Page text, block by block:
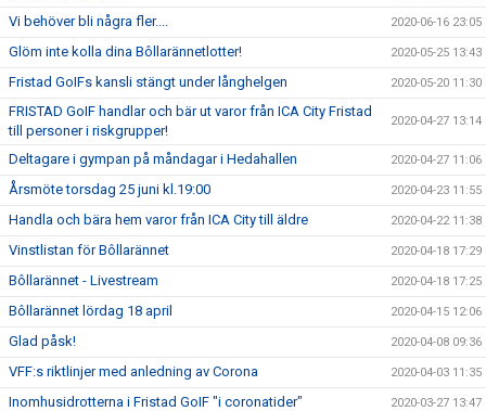
Vi behöver bli några fler.... 2020-06-16 23:05
Glöm inte kolla dina Bôllarännetlotter! 2020-05-25 13:43
Fristad GoIFs kansli stängt under långhelgen 2020-05-20 11:30
FRISTAD GoIF handlar och bär ut varor från ICA City Fristad
till personer i riskgrupper!
2020-04-27 13:14
Deltagare i gympan på måndagar i Hedahallen 2020-04-27 11:06
Årsmöte torsdag 25 juni kl.19:00 2020-04-23 11:55
Handla och bära hem varor från ICA City till äldre 2020-04-22 11:38
Vinstlistan för Bôllarännet 2020-04-18 17:29
Bôllarännet - Livestream 2020-04-18 17:25
Bôllarännet lördag 18 april 2020-04-15 12:06
Glad påsk! 2020-04-08 09:36
VFF:s riktlinjer med anledning av Corona 2020-04-03 11:35
Inomhusidrotterna i Fristad GoIF "i coronatider" 2020-03-27 13:47